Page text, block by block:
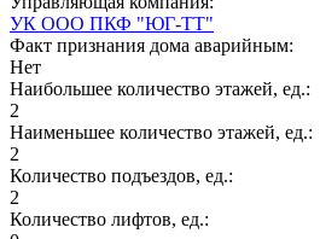
УК ООО ПКФ "ЮГ-ТТ"
Факт признания дома аварийным:
Нет
Наибольшее количество этажей, ед.:
2
Наименьшее количество этажей, ед.:
2
Количество подъездов, ед.:
2
Количество лифтов, ед.: